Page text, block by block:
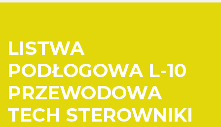
LISTWA
PODŁOGOWA L-10
PRZEWODOWA
TECH STEROWNIKI